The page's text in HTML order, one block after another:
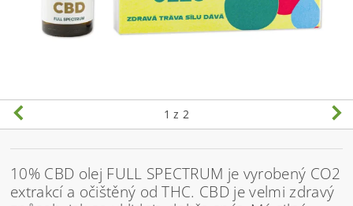
1 z 2
10% CBD olej FULL SPECTRUM je vyrobený CO2
extrakcí a očištěný od THC. CBD je velmi zdravý